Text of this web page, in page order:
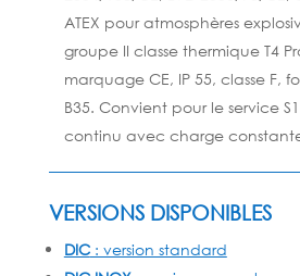
ATEX pour atmosphères
groupe II classe thermique T4
marquage CE, IP 55, classe F,
B35. Convient pour le service
continu avec charge
VERSIONS DISPONIBLES
DIC: version standard